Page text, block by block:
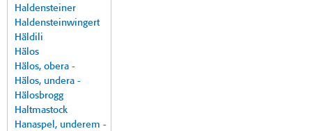
Haldensteiner
Haldensteinwingert
Häldili
Hälos
Hälos, obera -
Hälos, undera -
Hälosbrogg
Haltmastock
Hanaspel, underem -